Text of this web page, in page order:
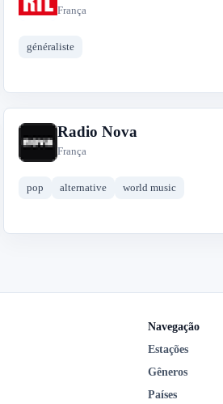
França
généraliste
R
Radio Nova
França
pop alternative world music
Navegação
Estações
Gêneros
Países